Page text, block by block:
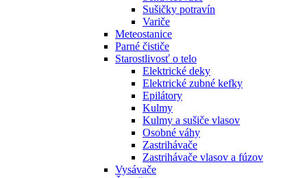
Sušičky potravín
Variče
Meteostanice
Parné čističe
Starostlivosť o telo
Elektrické deky
Elektrické zubné kefky
Epilátory
Kulmy
Kulmy a sušiče vlasov
Osobné váhy
Zastrihávače
Zastrihávače vlasov a fúzov
Vysávače